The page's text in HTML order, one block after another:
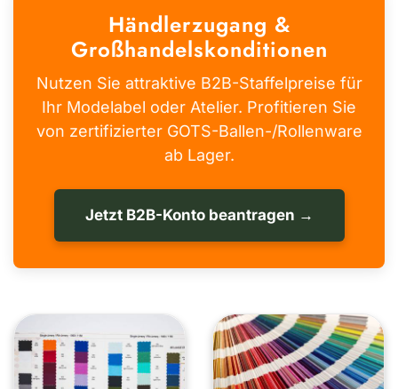
Händlerzugang &
Großhandelskonditionen
Nutzen Sie attraktive B2B-Staffelpreise für
Ihr Modelabel oder Atelier. Profitieren Sie
von zertifizierter GOTS-Ballen-/Rollenware
ab Lager.
Jetzt B2B-Konto beantragen →